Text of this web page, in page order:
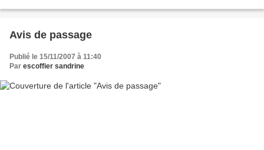
Avis de passage
Publié le 15/11/2007 à 11:40
Par escoffier sandrine